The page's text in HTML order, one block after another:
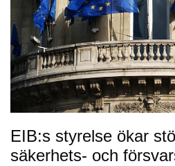
EIB:s styrelse ökar
säkerhets- och